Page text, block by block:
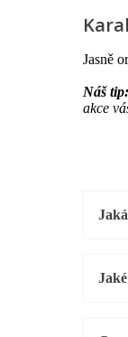
Jasně
Náš tip:
akce